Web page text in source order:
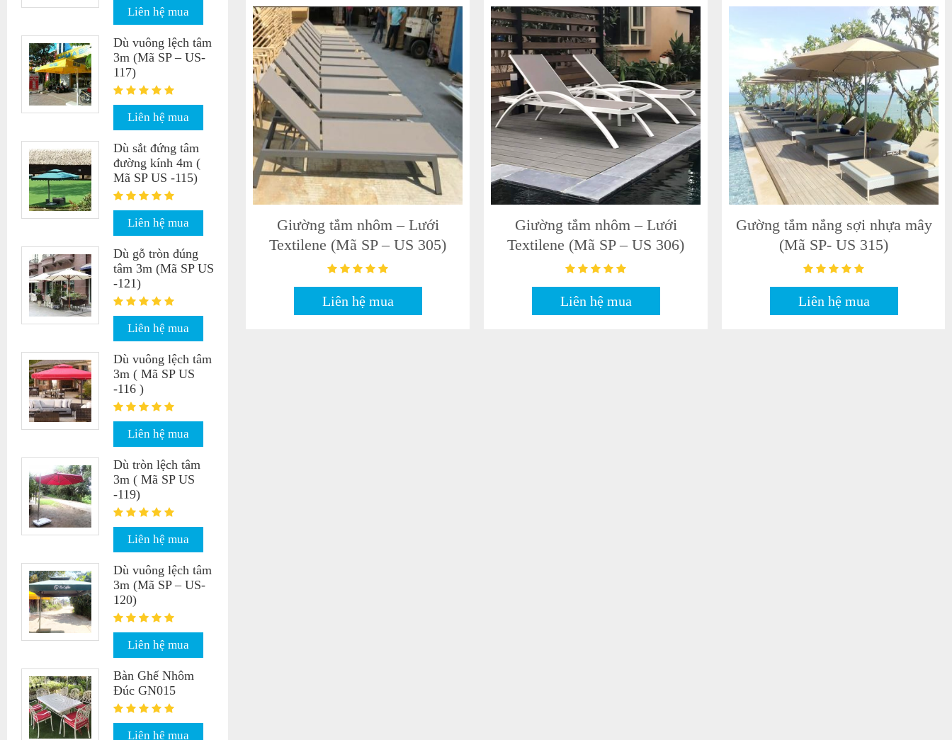
Gường tắm nắng sợi nhựa mây
(Mã SP- US 315)
Liên hệ mua
Gường tắm nắng sợi nhựa mây
(Mã SP- US 314)
Liên hệ mua
Gường tắm nắng – Lưới
Textilene (Mã SP- US 313)
Liên hệ mua
Gường tắm nắng sợi nhựa mây
(Mã SP- US 312)
Liên hệ mua
Liên hệ mua
Dù vuông lệch tâm
3m (Mã SP – US-
117)
Liên hệ mua
Dù sắt đứng tâm
đường kính 4m (
Mã SP US -115)
Liên hệ mua
Dù gỗ tròn đúng
tâm 3m (Mã SP US
-121)
Liên hệ mua
Dù vuông lệch tâm
3m ( Mã SP US
-116 )
Liên hệ mua
Dù tròn lệch tâm
3m ( Mã SP US
-119)
Liên hệ mua
Dù vuông lệch tâm
3m (Mã SP – US-
120)
Liên hệ mua
Bàn Ghế Nhôm
Đúc GN015
Liên hệ mua